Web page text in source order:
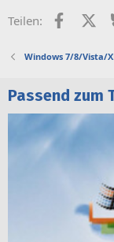
Teilen: X
Windows 7/8/Vista/
Passend zum